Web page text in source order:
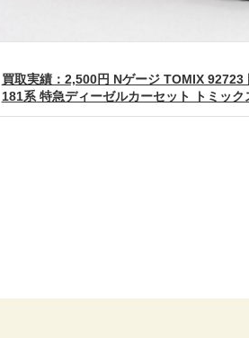
買取実績：2,500円 Nゲージ TOMIX 92723
181系 特急ディーゼルカーセット トミック